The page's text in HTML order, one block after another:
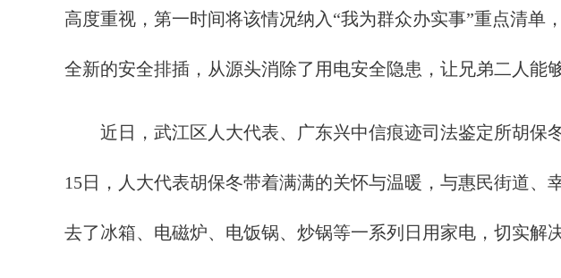
高度重视，第一时间将该情况纳入“我为群众办实事”重点清
全新的安全排插，从源头消除了用电安全隐患，让兄弟二人能
近日，武江区人大代表、广东兴中信痕迹司法鉴定所胡保
15日，人大代表胡保冬带着满满的关怀与温暖，与惠民街道
去了冰箱、电磁炉、电饭锅、炒锅等一系列日用家电，切实解